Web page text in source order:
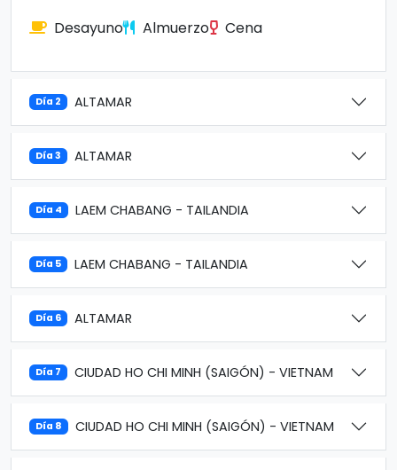
Desayuno
Almuerzo Cena
Día 2 ALTAMAR
Día 3 ALTAMAR
Día 4 LAEM CHABANG - TAILANDIA
Día 5 LAEM CHABANG - TAILANDIA
Día 6 ALTAMAR
Día 7 CIUDAD HO CHI MINH (SAIGÓN) - VIETNAM
Día 8 CIUDAD HO CHI MINH (SAIGÓN) - VIETNAM